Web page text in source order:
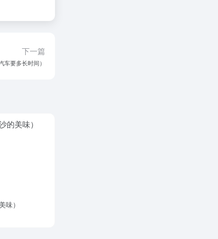
下一篇
要多长时间）
味）